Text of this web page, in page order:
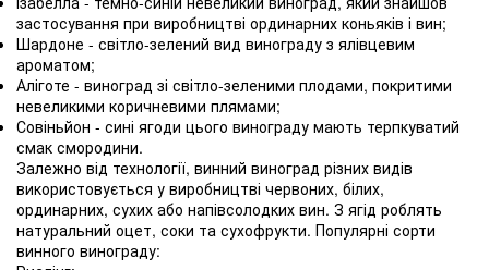
застосування при виробництві ординарних коньяків і вин;
Шардоне - світло-зелений вид винограду з ялівцевим
ароматом;
Аліготе - виноград зі світло-зеленими плодами, покритими
невеликими коричневими плямами;
Совіньйон - сині ягоди цього винограду мають терпкуватий
смак смородини.
Залежно від технології, винний виноград різних видів
використовується у виробництві червоних, білих,
ординарних, сухих або напівсолодких вин. З ягід роблять
натуральний оцет, соки та сухофрукти. Популярні сорти
винного винограду: